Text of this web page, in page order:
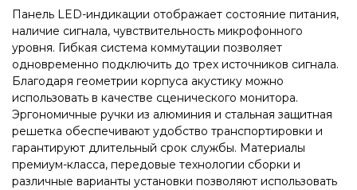
Панель LED-индикации отображает состояние питания,
наличие сигнала, чувствительность микрофонного
уровня. Гибкая система коммутации позволяет
одновременно подключить до трех источников сигнала.
Благодаря геометрии корпуса акустику можно
использовать в качестве сценического монитора.
Эргономичные ручки из алюминия и стальная защитная
решетка обеспечивают удобство транспортировки и
гарантируют длительный срок службы. Материалы
премиум-класса, передовые технологии сборки и
различные варианты установки позволяют использовать